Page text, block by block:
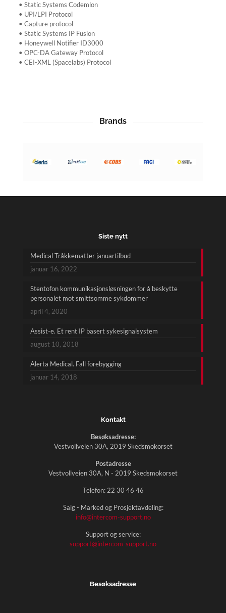
• Static Systems Codemlon
• UPI/LPI Protocol
• Capture protocol
• Static Systems IP Fusion
• Honeywell Notifier ID3000
• OPC-DA Gateway Protocol
• CEI-XML (Spacelabs) Protocol
Brands
Siste nytt
Medical Tråkkematter januartilbud
januar 16, 2022
Stentofon kommunikasjonsløsningen for å beskytte
personalet mot smittsomme sykdommer
april 4, 2020
Assist-e. Et rent IP basert sykesignalsystem
august 10, 2018
Alerta Medical. Fall forebygging
januar 14, 2018
Kontakt
Besøksadresse:
Vestvollveien 30A, 2019 Skedsmokorset
Postadresse
Vestvollveien 30A, N - 2019 Skedsmokorset
Telefon: 22 30 46 46
Salg - Marked og Prosjektavdeling:
info@intercom-support.no
Support og service:
support@intercom-support.no
Besøksadresse